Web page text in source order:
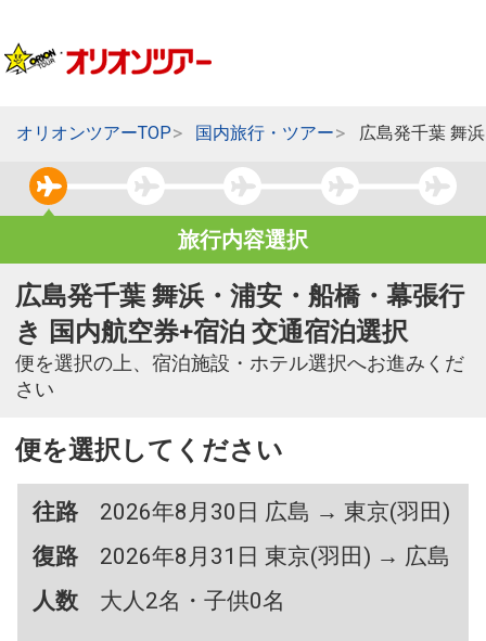
オリオンツアーTOP 国内旅行・ツアー 広島発千葉 舞
旅行内容選択
広島発千葉 舞浜・浦安・船橋・幕張行
き 国内航空券+宿泊 交通宿泊選択
便を選択の上、宿泊施設・ホテル選択へお進みくだ
さい
便を選択してください
往路
2026年8月30日 広島 → 東京(羽田)
復路
2026年8月31日 東京(羽田) → 広島
人数
大人2名・子供0名